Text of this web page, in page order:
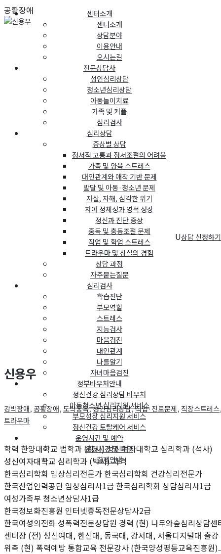
센터소개
센터소개
상담분야
이용안내
오시는길
전문상담사
성인심리상담
청소년심리상담
아동놀이치료
가족 및 커플
심리검사
심리상담
증상별 상담
정서적 고통과 정서조절의 어려움
가족 및 양육 스트레스
대인관계와 애착 기반 문제
발달 및 아동·청소년 문제
자살, 자해, 심각한 위기
자아 정체성과 영적 성장
정신과 진단 증상
중독 및 충동조절 문제
직업 및 학업 스트레스
트라우마 및 상실의 경험
상담 과정
자주묻는질문
심리검사
학습진단
부모역할
스트레스
지능검사
마음검진
대인관계
나를알기
자녀마음검진
정부바우처안내
정신건강 심리상담 바우처
아동청소년 심리지원 서비스
부모성장 심리지원 서비스
정신건강 토탈케어 서비스
운영시간 및 예약
운영시간 및 예약
결제안내
U상담 신청하기
공황장애
신용우
강박장애, 공황장애,도박중독,성인심리상담,직업·진로문제, 직장스트레스
트라우마
학력 한양대학교 법학과 (학사) 성신여자대학교 심리학과 (석사)
성신여자대학교 심리학과 (박사) 자격
한국심리학회 임상심리전문가 한국심리학회 건강심리전문가
한국산업인력공단 임상심리사1급 한국심리학회 상담심리사1급
여성가족부 청소년상담사1급
한국정보화진흥원 인터넷중독전문상담사2급
한국여성의전화 성폭력전문상담원 경력 (현) 나무와숲심리상담센
센터장 (전) 성신여대, 한신대, 동국대, 강서대, 서울디지털대 출강
위촉 (현) 폭력예방 통합교육 전문강사 (한국양성평등교육진흥원